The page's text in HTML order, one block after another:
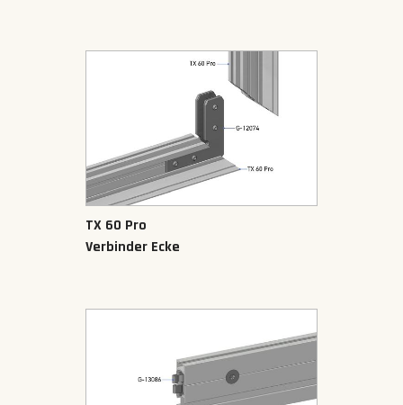
TX 60 Pro
Verbinder Ecke